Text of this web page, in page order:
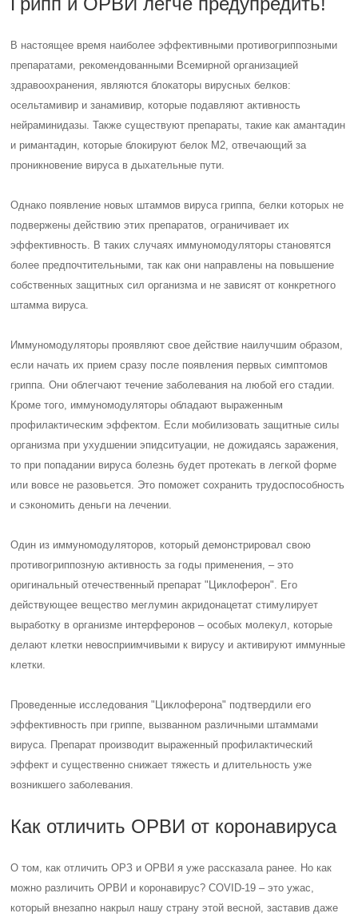
В настоящее время наиболее эффективными противогриппозными
препаратами, рекомендованными Всемирной организацией
здравоохранения, являются блокаторы вирусных белков:
осельтамивир и занамивир, которые подавляют активность
нейраминидазы. Также существуют препараты, такие как амантадин
и римантадин, которые блокируют белок M2, отвечающий за
проникновение вируса в дыхательные пути.
Однако появление новых штаммов вируса гриппа, белки которых не
подвержены действию этих препаратов, ограничивает их
эффективность. В таких случаях иммуномодуляторы становятся
более предпочтительными, так как они направлены на повышение
собственных защитных сил организма и не зависят от конкретного
штамма вируса.
Иммуномодуляторы проявляют свое действие наилучшим образом,
если начать их прием сразу после появления первых симптомов
гриппа. Они облегчают течение заболевания на любой его стадии.
Кроме того, иммуномодуляторы обладают выраженным
профилактическим эффектом. Если мобилизовать защитные силы
организма при ухудшении эпидситуации, не дожидаясь заражения,
то при попадании вируса болезнь будет протекать в легкой форме
или вовсе не разовьется. Это поможет сохранить трудоспособность
и сэкономить деньги на лечении.
Один из иммуномодуляторов, который демонстрировал свою
противогриппозную активность за годы применения, – это
оригинальный отечественный препарат "Циклоферон". Его
действующее вещество меглумин акридонацетат стимулирует
выработку в организме интерферонов – особых молекул, которые
делают клетки невосприимчивыми к вирусу и активируют иммунные
клетки.
Проведенные исследования "Циклоферона" подтвердили его
эффективность при гриппе, вызванном различными штаммами
вируса. Препарат производит выраженный профилактический
эффект и существенно снижает тяжесть и длительность уже
возникшего заболевания.
Как отличить ОРВИ от коронавируса
О том, как отличить ОРЗ и ОРВИ я уже рассказала ранее. Но как
можно различить ОРВИ и коронавирус? COVID-19 – это ужас,
который внезапно накрыл нашу страну этой весной, заставив даже